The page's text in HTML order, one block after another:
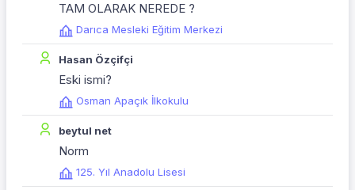
TAM OLARAK NEREDE ?
Darıca Mesleki Eğitim Merkezi
Hasan Özçifçi
Eski ismi?
Osman Apaçık İlkokulu
beytul net
Norm
125. Yıl Anadolu Lisesi